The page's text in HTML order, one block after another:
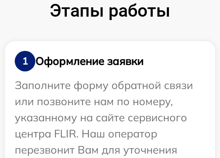
Этапы работы
1
Оформление заявки
Заполните форму обратной связи
или позвоните нам по номеру,
указанному на сайте сервисного
центра FLIR. Наш оператор
перезвонит Вам для уточнения